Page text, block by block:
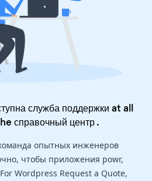
служба поддержки at all
справочный центр.
опытных инженеров
чтобы приложения powr,
Wordpress Request a Quote,